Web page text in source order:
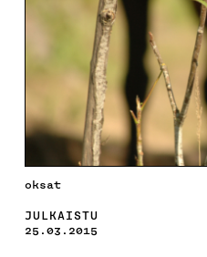
oksat
JULKAISTU
25.03.2015